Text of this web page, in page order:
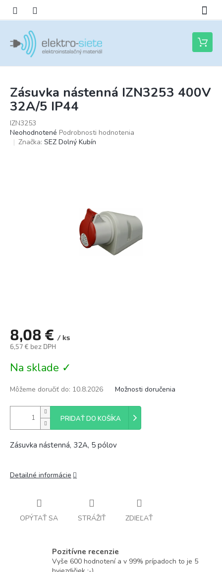
obsah
Nákupný
košík
Zásuvka nástenná IZN3253 400V
32A/5 IP44
IZN3253
Priemerné
hodnotenie
Neohodnotené Podrobnosti hodnotenia
Značka: SEZ Dolný Kubín
8,08 € / ks
6,57 € bez DPH
cena:
Na sklade ✓
Môžeme doručiť do: 10.8.2026 Možnosti doručenia
PRIDAŤ DO KOŠÍKA
Zásuvka nástenná, 32A, 5 pólov
Detailné informácie
OPÝTAŤ SA STRÁŽIŤ ZDIEĽAŤ
Pozitívne recenzie
Vyše 600 hodnotení a v 99% prípadoch to je 5